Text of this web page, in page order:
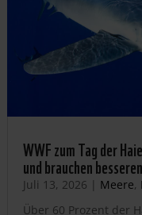
WWF zum Tag der
und brauchen
Juli 13, 2026 | Meere,
Über 60 Prozent der